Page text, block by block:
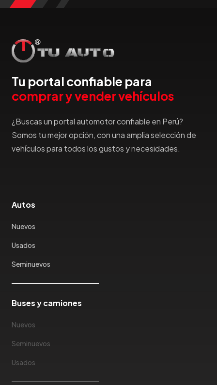
Tu portal confiable para
comprar y vender vehículos
¿Buscas un portal automotor confiable en Perú?
Somos tu mejor opción, con una amplia selección de
vehículos para todos los gustos y necesidades.
Autos
Nuevos
Usados
Seminuevos
Buses y camiones
Nuevos
Seminuevos
Usados